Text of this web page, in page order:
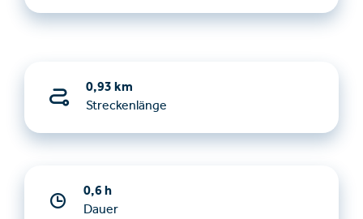
0,93 km
Streckenlänge
0,6 h
Dauer